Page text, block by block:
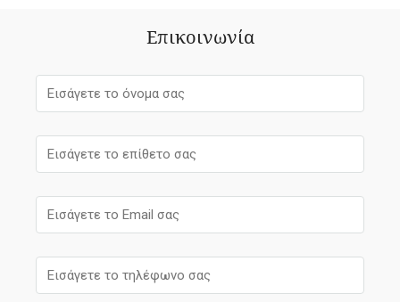
Επικοινωνία